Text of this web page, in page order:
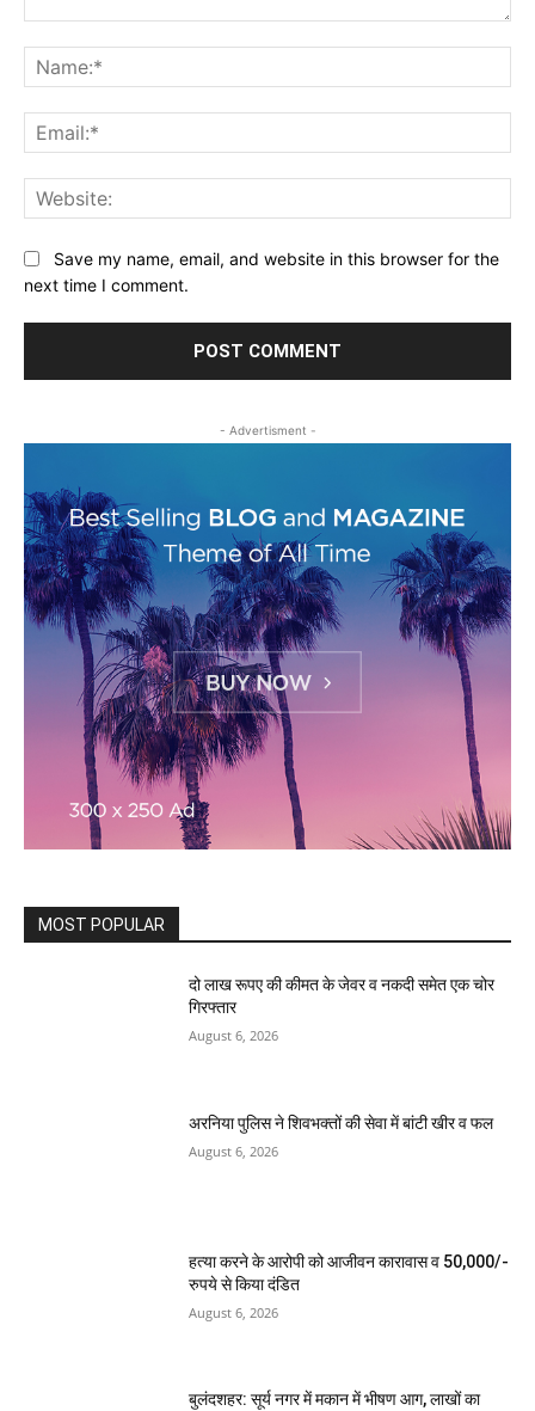
Save my name, email, and website in this browser for the
next time I comment.
- Advertisment -
MOST POPULAR
दो लाख रूपए की कीमत के जेवर व नकदी समेत एक चोर
गिरफ्तार
August 6, 2026
अरनिया पुलिस ने शिवभक्तों की सेवा में बांटी खीर व फल
August 6, 2026
हत्या करने के आरोपी को आजीवन कारावास व 50,000/-
रुपये से किया दंडित
August 6, 2026
बुलंदशहर: सूर्य नगर में मकान में भीषण आग, लाखों का